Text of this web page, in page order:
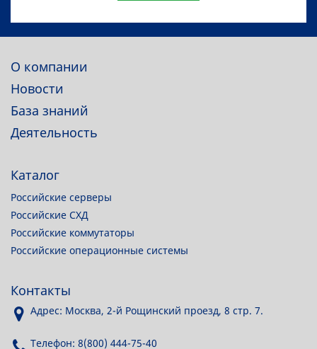
О компании
Новости
База знаний
Деятельность
Каталог
Российские серверы
Российские СХД
Российские коммутаторы
Российские операционные системы
Контакты
Адрес: Москва, 2-й Рощинский проезд, 8 стр. 7.
Телефон: 8(800) 444-75-40